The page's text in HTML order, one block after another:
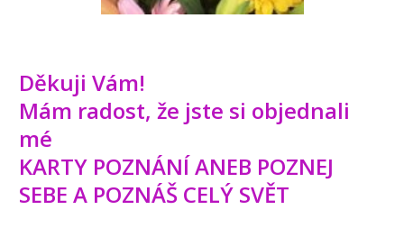
Děkuji Vám!
Mám radost, že jste si objednali
mé
KARTY POZNÁNÍ ANEB POZNEJ
SEBE A POZNÁŠ CELÝ SVĚT